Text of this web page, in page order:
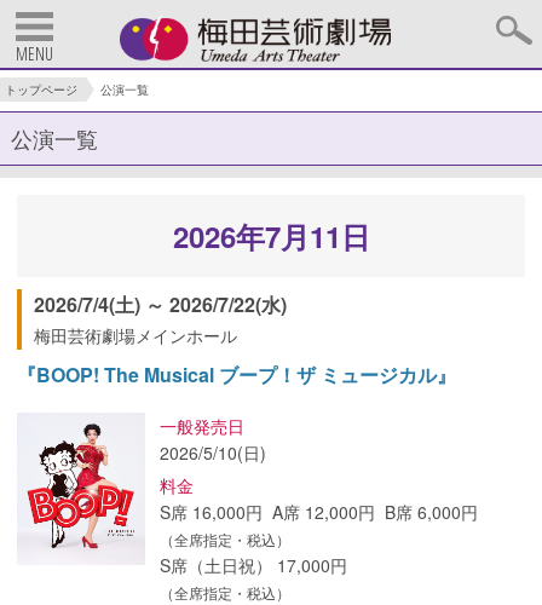
MENU
トップページ 公演一覧
公演一覧
2026年7月11日
2026/7/4(土) ～ 2026/7/22(水)
梅田芸術劇場メインホール
『BOOP! The Musical ブープ！ザ ミュージカル』
一般発売日
2026/5/10(日)
料金
S席 16,000円 A席 12,000円 B席 6,000円
（全席指定・税込）
S席（土日祝） 17,000円
（全席指定・税込）